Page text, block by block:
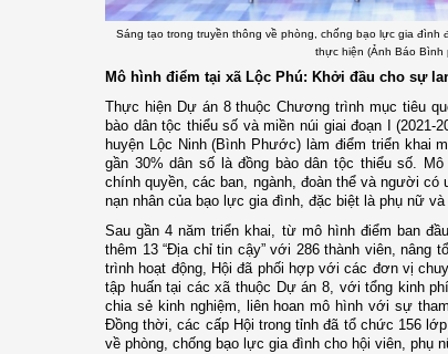
Sáng tạo trong truyền thông về phòng, chống bạo lực gia đình
thực hiện (Ảnh Báo Bình
Mô hình điểm tại xã Lộc Phú: Khởi đầu cho sự
Thực hiện Dự án 8 thuộc Chương trình mục tiêu
bào dân tộc thiểu số và miền núi giai đoạn I (2021-
huyện Lộc Ninh (Bình Phước) làm điểm triển khai
gần 30% dân số là đồng bào dân tộc thiểu số.
chính quyền, các ban, ngành, đoàn thể và người
nạn nhân của bạo lực gia đình, đặc biệt là phụ nữ và
Sau gần 4 năm triển khai, từ mô hình điểm ban
thêm 13 “Địa chỉ tin cậy” với 286 thành viên, nâng
trình hoạt động, Hội đã phối hợp với các đơn vị
tập huấn tại các xã thuộc Dự án 8, với tổng kinh
chia sẻ kinh nghiệm, liên hoan mô hình với sự
Đồng thời, các cấp Hội trong tỉnh đã tổ chức 156
về phòng, chống bạo lực gia đình cho hội viên, phụ